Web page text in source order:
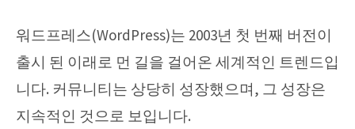
워드프레스(WordPress)는 2003년 첫 번째 버전이
출시 된 이래로 먼 길을 걸어온 세계적인 트렌드입
니다. 커뮤니티는 상당히 성장했으며, 그 성장은
지속적인 것으로 보입니다.